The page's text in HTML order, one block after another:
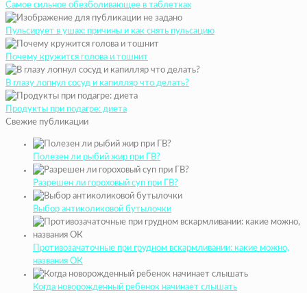
Самое сильное обезболивающее в таблетках
Пульсирует в ушах: причины и как снять пульсацию
Почему кружится голова и тошнит
В глазу лопнул сосуд и капилляр что делать?
Продукты при подагре: диета
Свежие публикации
Полезен ли рыбий жир при ГВ?
Разрешен ли гороховый суп при ГВ?
Выбор антиколиковой бутылочки
Противозачаточные при грудном вскармливании: какие можно,
названия ОК
Когда новорожденный ребенок начинает слышать